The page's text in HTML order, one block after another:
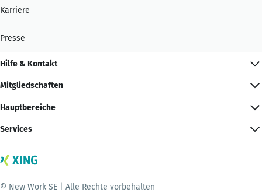
Karriere
Presse
Hilfe & Kontakt
Mitgliedschaften
Hauptbereiche
Services
© New Work SE | Alle Rechte vorbehalten